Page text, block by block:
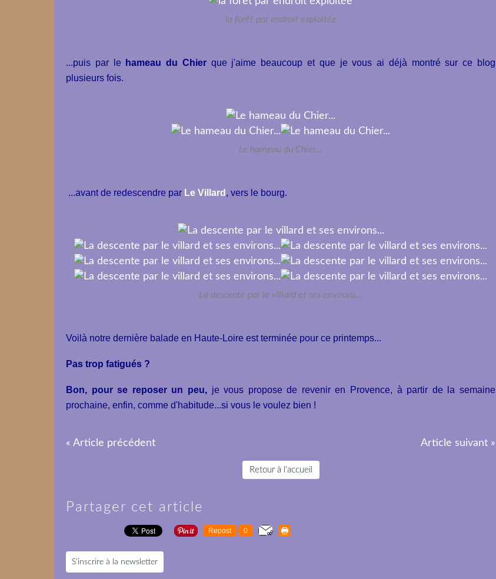
la forêt par endroit exploitée
...puis par le hameau du Chierque j'aime beaucoup et que je vous ai déjà montré sur ce blog
plusieurs fois.
Le hameau du Chier...
...avant de redescendre par Le Villard , vers le bourg.
La descente par le villard et ses environs...
Voilà notre dernière balade en Haute-Loire est terminée pour ce printemps...
Pas trop fatigués ?
Bon, pour se reposer un peu, je vous propose de revenir en Provence, à partir de la semaine
prochaine, enfin, comme d'habitude...si vous le voulez bien !
« Article précédent Article suivant »
Retour à l'accueil
Partager cet article
Repost 0
S'inscrire à la newsletter